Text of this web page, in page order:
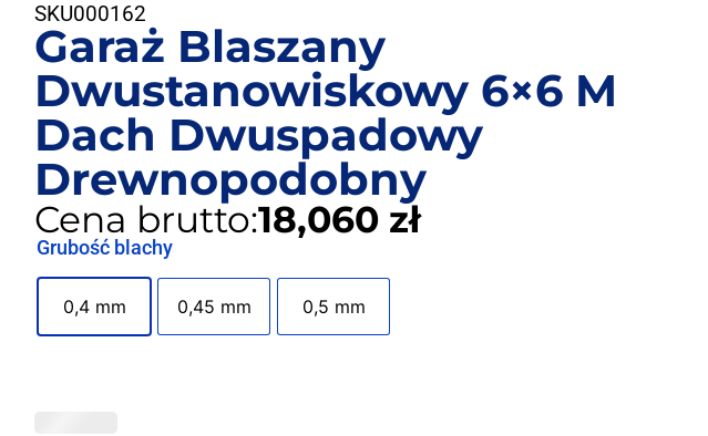
SKU000162
Garaż Blaszany
Dwustanowiskowy 6×6 M
Dach Dwuspadowy
Drewnopodobny
Cena brutto:18,060 zł
Grubość blachy
0,4 mm 0,45 mm 0,5 mm